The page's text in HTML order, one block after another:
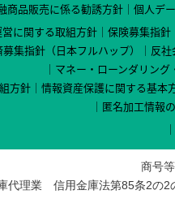
商品販売に係る勧誘方針
個人デ
に関する取組方針
保険募集指針
集指針（日本フルハップ）
反
マネー・ローンダリン
方針
情報資産保護に関する基本
匿名加工情報
商号
理業 信用金庫法第85条2の2